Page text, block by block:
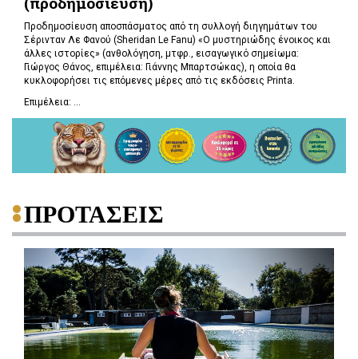
Προδημοσίευση αποσπάσματος από τη συλλογή διηγημάτων του
Σέρινταν Λε Φανού (Sheridan Le Fanu) «Ο μυστηριώδης ένοικος και
άλλες ιστορίες» (ανθολόγηση, μτφρ., εισαγωγικό σημείωμα:
Γιώργος Θάνος, επιμέλεια: Γιάννης Μπαρτσώκας), η οποία θα
κυκλοφορήσει τις επόμενες μέρες από τις εκδόσεις Printa.
Επιμέλεια: ...
ΠΡΟΤΑΣΕΙΣ